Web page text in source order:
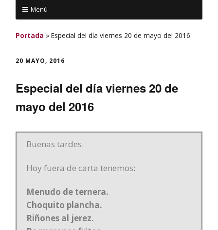
Menú
Portada » Especial del día viernes 20 de mayo del 2016
20 MAYO, 2016
Especial del día viernes 20 de
mayo del 2016
Buenas tardes.
Hoy fuera de carta tenemos:
Menudo de ternera.
Choquito plancha.
Riñones al jerez.